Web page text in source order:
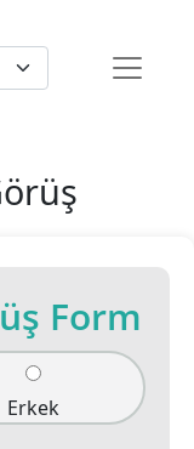
Form
Erkek